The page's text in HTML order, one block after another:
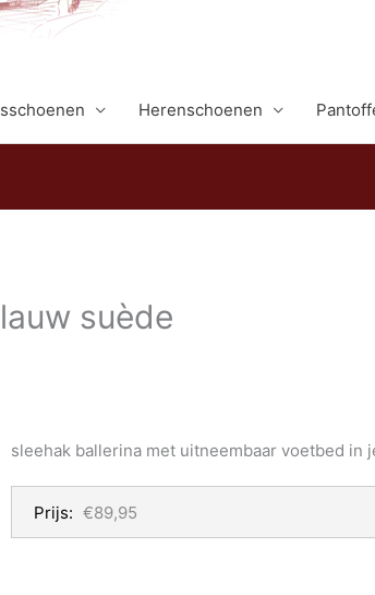
Herenschoenen
suède
sleehak ballerina met uitneembaar voetbed in
Prijs: €89,95